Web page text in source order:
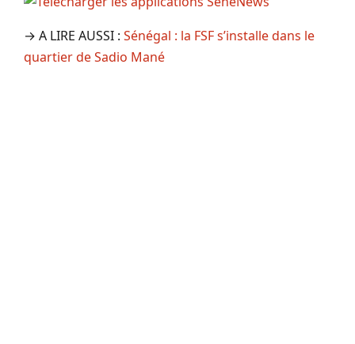
→ A LIRE AUSSI : Sénégal : la FSF s’installe dans le
quartier de Sadio Mané